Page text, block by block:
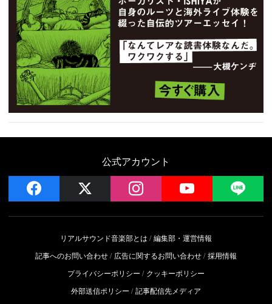
公式アカウント
facebook instagram YouTube
リアルサウンド音楽部とは
編集部・運営情報
記事へのお問い合わせ
広告に関するお問い合わせ 採用情報
プライバシーポリシー
クッキーポリシー
外部送信ポリシー
記事配信先メディア